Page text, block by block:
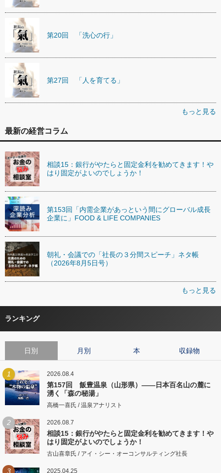
第20回 「洗心の行」
第27回 「人を育てる」
もっと見る
最新の経営コラム
相談15：銀行がやたらと固定金利を勧めてきます！や
はり固定がよいのでしょうか！
第153回「内需企業があっという間にグローバル成長
企業に」FOOD & LIFE COMPANIES
朝礼・会議での「社長の３分間スピーチ」ネタ帳
（2026年8月5日号）
もっと見る
ランキング
日別 月別 本 収録物
1 2026.08.4
第157回 飯豊温泉（山形県）――日本百名山の麓に
湧く「森の秘湯」
高橋一喜氏 / 温泉アナリスト
2 2026.08.7
相談15：銀行がやたらと固定金利を勧めてきます！や
はり固定がよいのでしょうか！
古山喜章氏 / アイ・シー・オーコンサルティング社長
3 2025.04.25